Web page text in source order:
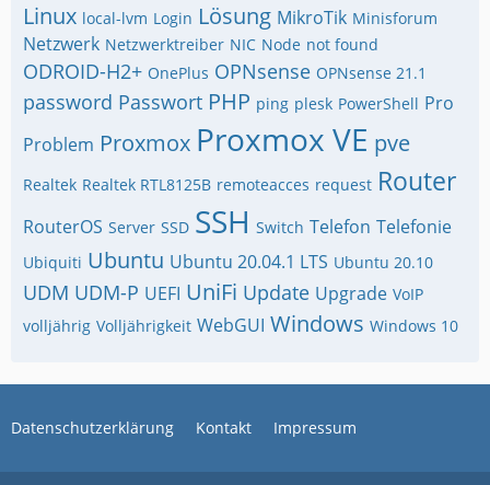
Linux local-lvm Login Lösung MikroTik Minisforum
Netzwerk Netzwerktreiber NIC Node not found
ODROID-H2+ OnePlus OPNsense OPNsense 21.1
password Passwort PHP ping plesk PowerShell Pro
Problem Proxmox Proxmox VE pve
Realtek Realtek RTL8125B remoteacces request Router
RouterOS Server SSD SSH Switch Telefon Telefonie
Ubiquiti Ubuntu Ubuntu 20.04.1 LTS Ubuntu 20.10
UDM UDM-P UEFI UniFi Update Upgrade VoIP
volljährig Volljährigkeit WebGUI Windows Windows 10
Datenschutzerklärung Kontakt Impressum